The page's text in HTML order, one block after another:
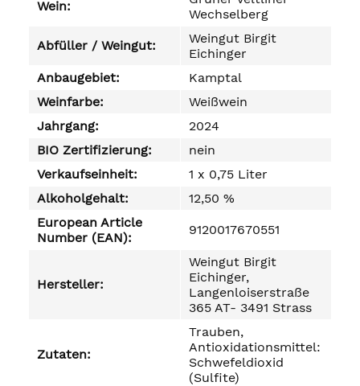
Wein:
Wechselberg
Abfüller / Weingut:
Weingut Birgit
Eichinger
Anbaugebiet:
Kamptal
Weinfarbe:
Weißwein
Jahrgang:
2024
BIO Zertifizierung:
nein
Verkaufseinheit:
1 x 0,75 Liter
Alkoholgehalt:
12,50 %
European Article
Number (EAN):
9120017670551
Hersteller:
Weingut Birgit
Eichinger,
Langenloiserstraße
365 AT- 3491 Strass
Zutaten:
Trauben,
Antioxidationsmittel:
Schwefeldioxid
(Sulfite)